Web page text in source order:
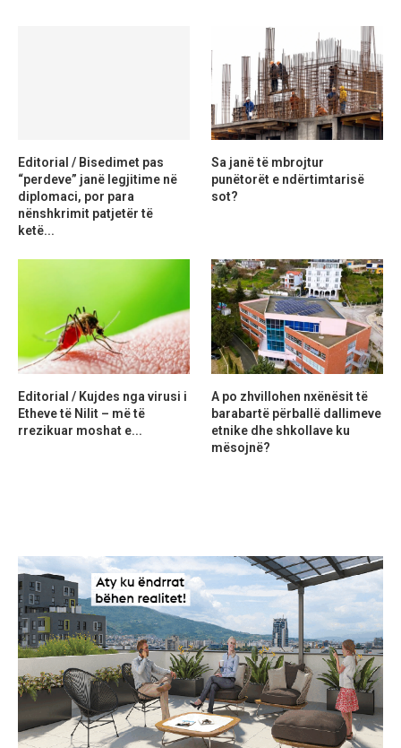
Editorial / Bisedimet pas
“perdeve” janë legjitime në
diplomaci, por para
nënshkrimit patjetër të
ketë...
Sa janë të mbrojtur
punëtorët e ndërtimtarisë
sot?
Editorial / Kujdes nga virusi i
Etheve të Nilit – më të
rrezikuar moshat e...
A po zhvillohen nxënësit të
barabartë përballë dallimeve
etnike dhe shkollave ku
mësojnë?